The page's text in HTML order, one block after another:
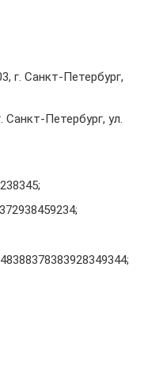
г. Санкт-Петербург,
Петербург, ул.